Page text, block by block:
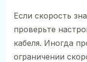
Если скорость
проверьте
кабеля. Иногда
ограничении